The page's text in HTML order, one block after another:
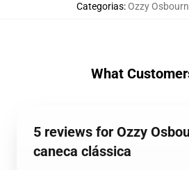
Categorias:Ozzy
What
5 reviews for Ozzy
caneca clássica